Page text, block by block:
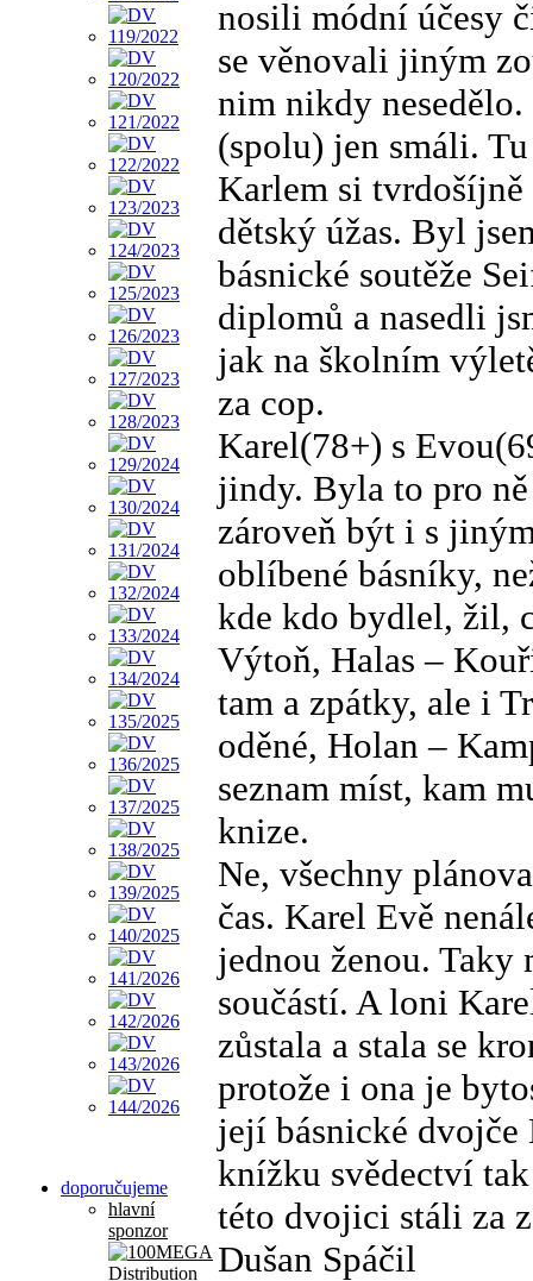
doporučujeme
hlavní
sponzor
nosili módní účesy
se věnovali jiným
nim nikdy nesedělo.
(spolu) jen smáli.
Karlem si
dětský úžas. Byl
básnické soutěže
diplomů a nasedli
jak na školním
za cop.
Karel(78+) s
jindy. Byla to pro
zároveň být i s
oblíbené básníky,
kde kdo bydlel, žil,
Výtoň, Halas –
tam a zpátky, ale i
oděné, Holan –
seznam míst, kam
knize.
Ne, všechny
čas. Karel Evě
jednou ženou.
součástí. A loni
zůstala a stala se
protože i ona je
její básnické dvojče
knížku svědectví
této dvojici stáli za
Dušan Spáčil